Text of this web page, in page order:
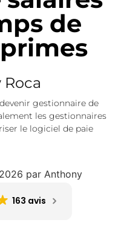
de
gestionnaire de
les gestionnaires
le logiciel de paie
par Anthony
163 avis